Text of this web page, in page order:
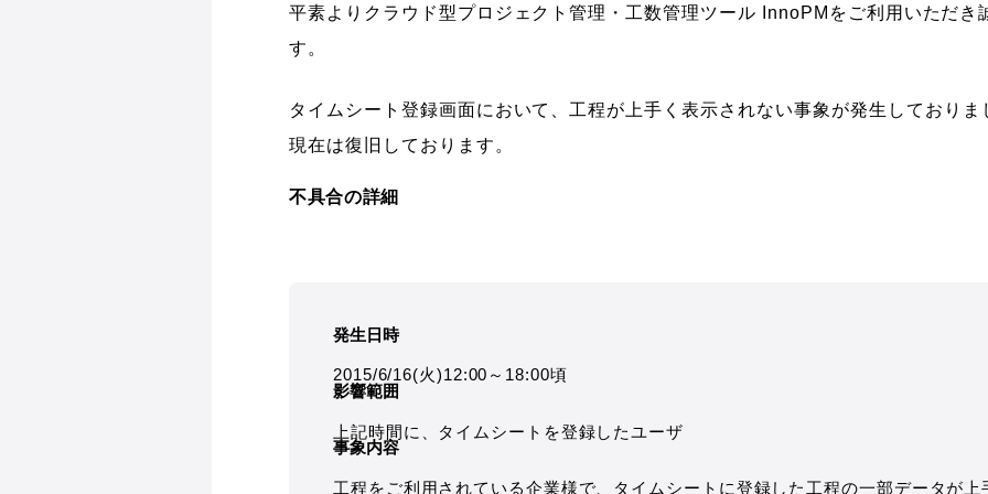
平素よりクラウド型プロジェクト管理・工数管理ツール InnoPMをご利用いただき
す。
タイムシート登録画面において、工程が上手く表示されない事象が発生しておりま
現在は復旧しております。
不具合の詳細
発生日時
2015/6/16(火)12:00～18:00頃
影響範囲
上記時間に、タイムシートを登録したユーザ
事象内容
工程をご利用されている企業様で、タイムシートに登録した工程の一部データが